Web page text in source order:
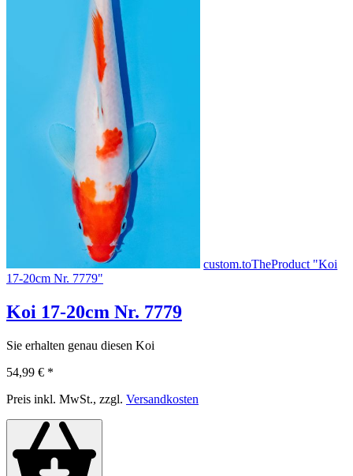
custom.toTheProduct "Koi
17-20cm Nr. 7779"
Koi 17-20cm Nr. 7779
Sie erhalten genau diesen Koi
54,99 € *
Preis inkl. MwSt., zzgl. Versandkosten